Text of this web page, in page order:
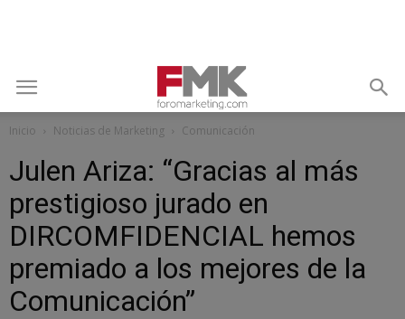
Inicio Noticias de Marketing Comunicación
Julen Ariza: “Gracias al más
prestigioso jurado en
DIRCOMFIDENCIAL hemos
premiado a los mejores de la
Comunicación”